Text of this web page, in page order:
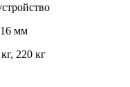
мм
220 кг